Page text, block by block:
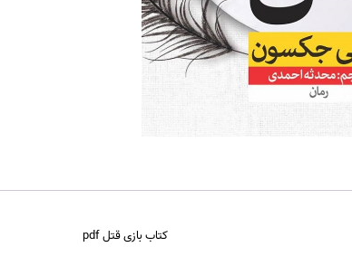
کتاب بازی قتل pdf